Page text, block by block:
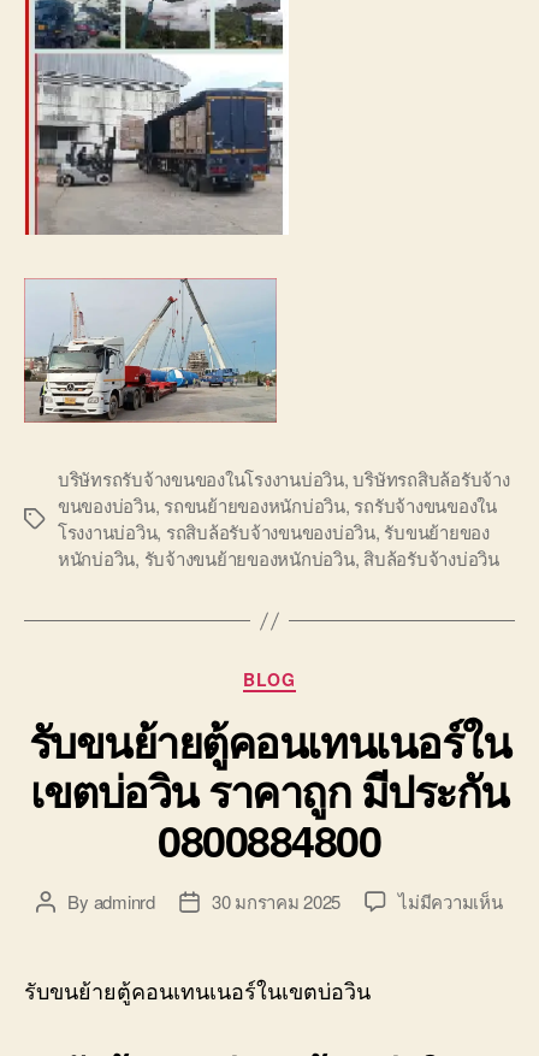
Tags
บริษัทรถรับจ้างขนของในโรงงานบ่อวิน,บริษัทรถสิบล้อรับจ้าง
ขนของบ่อวิน, รถขนย้ายของหนักบ่อวิน, รถรับจ้างขนของใน
โรงงานบ่อวิน, รถสิบล้อรับจ้างขนของบ่อวิน, รับขนย้ายของ
หนักบ่อวิน, รับจ้างขนย้ายของหนักบ่อวิน, สิบล้อรับจ้างบ่อวิน
Categories
BLOG
รับขนย้ายตู้คอนเทนเนอร์ใน
เขตบ่อวิน ราคาถูก มีประกัน
0800884800
PostBy adminrd
Post30 มกราคม 2025 ไม่มีความเห็นบน
รับขนย้ายตู้คอนเทนเนอร์ในเขตบ่อวิน